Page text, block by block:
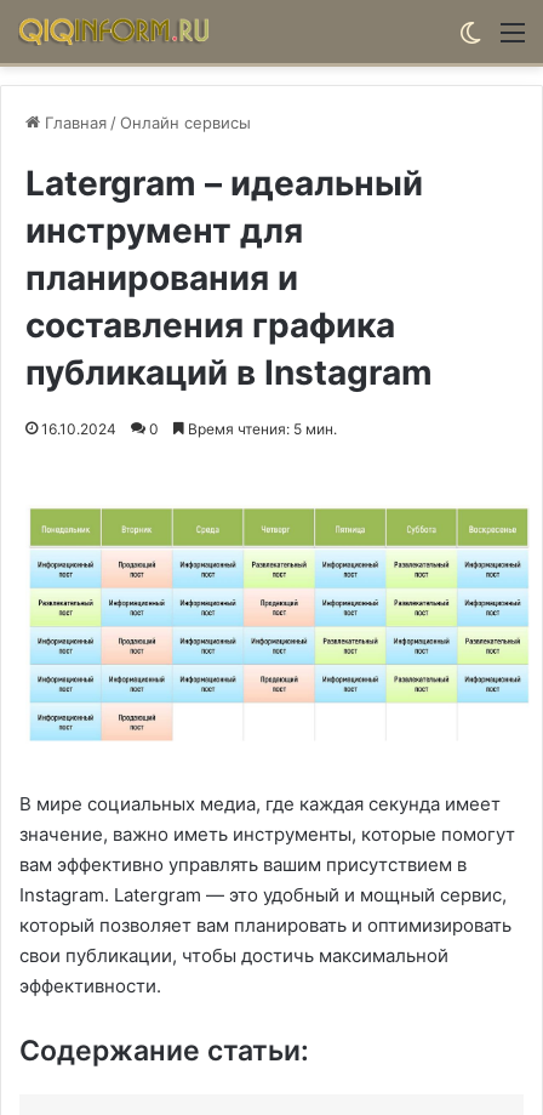
Главная /Онлайн сервисы
Latergram – идеальный
инструмент для
планирования и
составления графика
публикаций в Instagram
16.10.2024 0 Время чтения: 5 мин.
В мире социальных медиа, где каждая секунда имеет
значение, важно иметь инструменты, которые помогут
вам эффективно управлять вашим присутствием в
Instagram. Latergram — это удобный и мощный сервис,
который позволяет вам планировать и оптимизировать
свои публикации, чтобы достичь максимальной
эффективности.
Содержание статьи: